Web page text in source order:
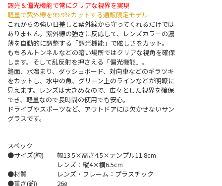
調光＆偏光機能で常にクリアな視界を実現
軽量で紫外線を99.9％カットする通販限定モデル
これからの強い日差しと紫外線から守ってくれるだけでは
ありません。紫外線の強さに反応して、レンズカラーの濃
薄を自動的に調整する「調光機能」で眩しさをカット。
もちろんトンネルなどの暗い場所ではクリアな視角を確保
します。そして乱反射を押さえる「偏光機能」。
路面、水溜まり、ダッシュボード、対向車などのギラツキ
をカットし、水中の魚、グリーン上のラインなどが明瞭に
見えます。レンズは大きめなので、広々とした視界を確保
でき、軽量なので長時間の使用でも安心。
ドライブやスポーツなど、アウトドアには欠かせないサン
グラスです。
スペック
●サイズ(約)
幅13.5×高さ4.5×テンプル11.8cm
レンズ：縦4×横6.5cm
●材質
レンズ・フレーム：プラスチック
●重さ(約)
26g